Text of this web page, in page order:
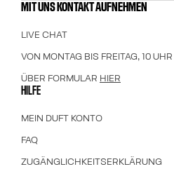
MIT UNS KONTAKT AUFNEHMEN
LIVE CHAT
VON MONTAG BIS FREITAG, 10
ÜBER FORMULAR HIER
HILFE
MEIN DUFT KONTO
FAQ
ZUGÄNGLICHKEITSERKLÄRUNG